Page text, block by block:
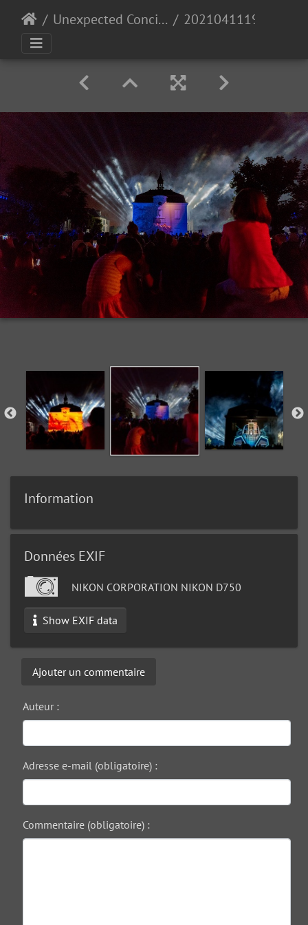
Unexpected Concilium
Information
Données EXIF
NIKON CORPORATION NIKON D750
Show EXIF data
Ajouter un commentaire
Auteur :
Adresse e-mail (obligatoire) :
Commentaire (obligatoire) :